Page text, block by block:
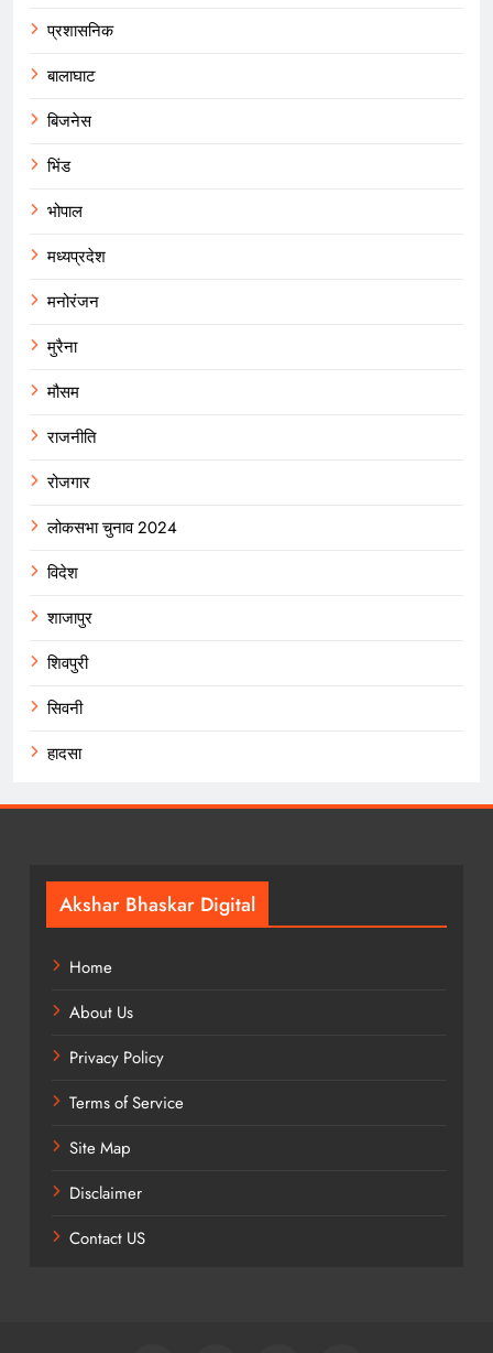
प्रशासनिक
बालाघाट
बिजनेस
भिंड
भोपाल
मध्यप्रदेश
मनोरंजन
मुरैना
मौसम
राजनीति
रोजगार
लोकसभा चुनाव 2024
विदेश
शाजापुर
शिवपुरी
सिवनी
हादसा
Akshar Bhaskar Digital
Home
About Us
Privacy Policy
Terms of Service
Site Map
Disclaimer
Contact US